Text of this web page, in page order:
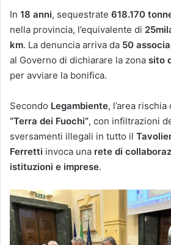
In 18 anni, sequestrate 618.170
nella provincia, l’equivalente di
km. La denuncia arriva da 50
al Governo di dichiarare la zona sito
per avviare la bonifica.
Secondo Legambiente, l’area
“Terra dei Fuochi”, con infiltrazioni
sversamenti illegali in tutto il
Ferretti invoca una rete di
istituzioni e imprese.